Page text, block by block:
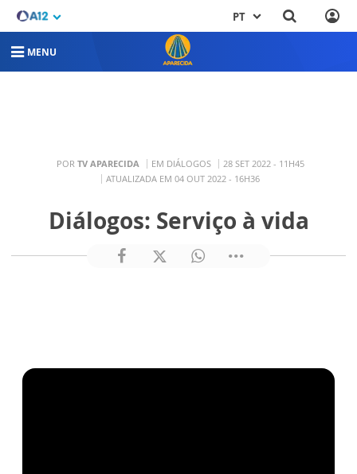
PT
MENU
POR TV APARECIDA EM DIÁLOGOS
28 SET 2022 - 11H45
ATUALIZADA EM 04 OUT 2022 - 16H36
Diálogos: Serviço à vida